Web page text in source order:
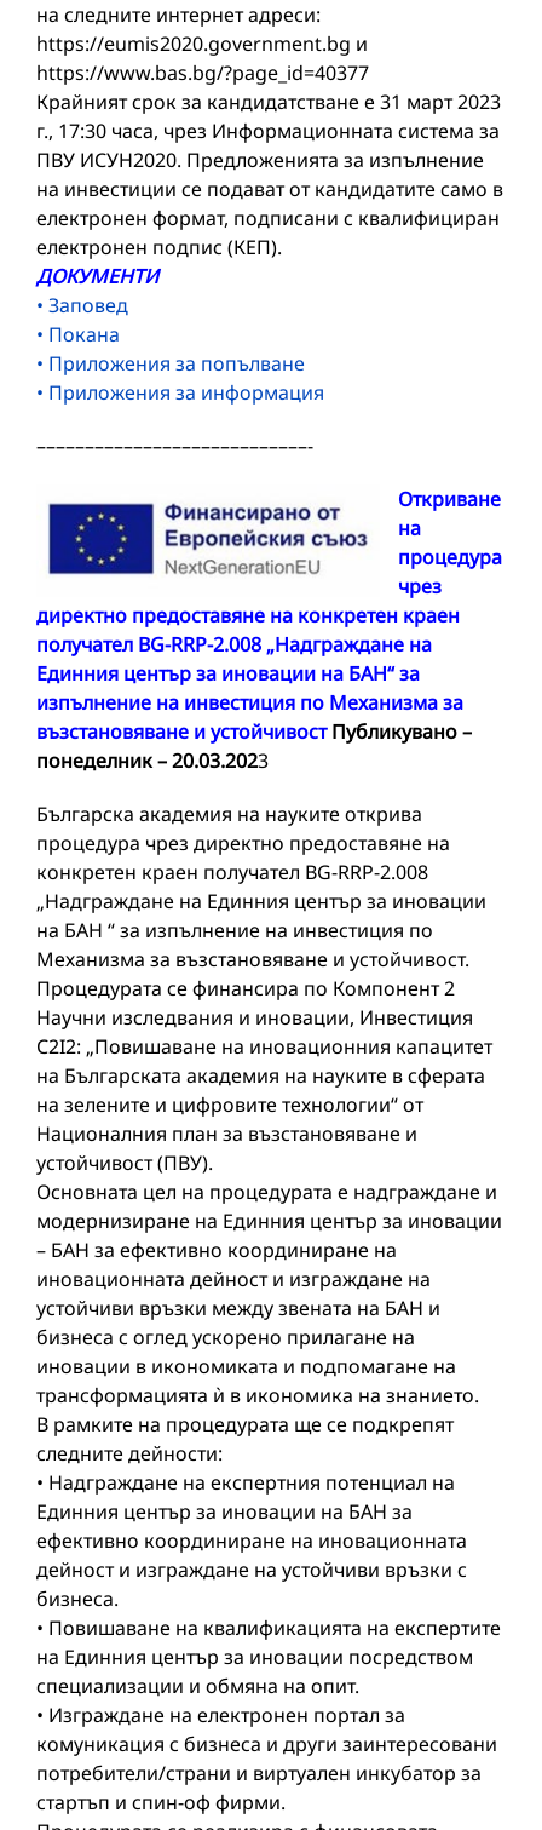
на следните интернет адреси:
https://eumis2020.government.bg и
https://www.bas.bg/?page_id=40377
Крайният срок за кандидатстване е 31 март 2023
г., 17:30 часа, чрез Информационната система за
ПВУ ИСУН2020. Предложенията за изпълнение
на инвестиции се подават от кандидатите само в
електронен формат, подписани с квалифициран
електронен подпис (КЕП).
ДОКУМЕНТИ
• Заповед
• Покана
• Приложения за попълване
• Приложения за информация
––––––––––––––––––––––––––––-
Откриване
на
процедура
чрез
директно предоставяне на конкретен краен
получател BG-RRP-2.008 „Надграждане на
Единния център за иновации на БАН“ за
изпълнение на инвестиция по Механизма за
възстановяване и устойчивостПубликувано –
понеделник – 20.03.2023
Българска академия на науките открива
процедура чрез директно предоставяне на
конкретен краен получател BG-RRP-2.008
„Надграждане на Единния център за иновации
на БАН “ за изпълнение на инвестиция по
Механизма за възстановяване и устойчивост.
Процедурата се финансира по Компонент 2
Научни изследвания и иновации, Инвестиция
C2I2: „Повишаване на иновационния капацитет
на Българската академия на науките в сферата
на зелените и цифровите технологии“ от
Националния план за възстановяване и
устойчивост (ПВУ).
Основната цел на процедурата е надграждане и
модернизиране на Единния център за иновации
– БАН за ефективно координиране на
иновационната дейност и изграждане на
устойчиви връзки между звената на БАН и
бизнеса с оглед ускорено прилагане на
иновации в икономиката и подпомагане на
трансформацията ѝ в икономика на знанието.
В рамките на процедурата ще се подкрепят
следните дейности:
• Надграждане на експертния потенциал на
Единния център за иновации на БАН за
ефективно координиране на иновационната
дейност и изграждане на устойчиви връзки с
бизнеса.
• Повишаване на квалификацията на експертите
на Единния център за иновации посредством
специализации и обмяна на опит.
• Изграждане на електронен портал за
комуникация с бизнеса и други заинтересовани
потребители/страни и виртуален инкубатор за
стартъп и спин-оф фирми.